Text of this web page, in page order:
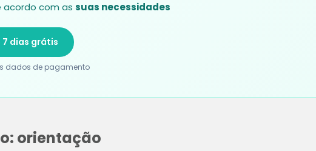
acordo com as suas necessidades
dias grátis
dados de pagamento
orientação